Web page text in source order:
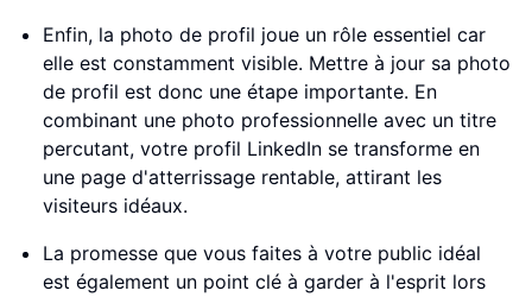
Enfin, la photo de profil joue un rôle essentiel car
elle est constamment visible. Mettre à jour sa photo
de profil est donc une étape importante. En
combinant une photo professionnelle avec un titre
percutant, votre profil LinkedIn se transforme en
une page d'atterrissage rentable, attirant les
visiteurs idéaux.
La promesse que vous faites à votre public idéal
est également un point clé à garder à l'esprit lors